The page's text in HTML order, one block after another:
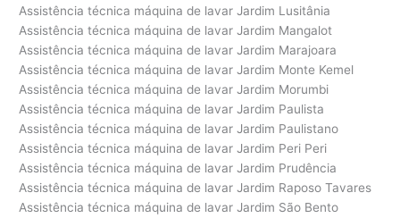
Assistência técnica máquina de lavar Jardim Lusitânia
Assistência técnica máquina de lavar Jardim Mangalot
Assistência técnica máquina de lavar Jardim Marajoara
Assistência técnica máquina de lavar Jardim Monte Kemel
Assistência técnica máquina de lavar Jardim Morumbi
Assistência técnica máquina de lavar Jardim Paulista
Assistência técnica máquina de lavar Jardim Paulistano
Assistência técnica máquina de lavar Jardim Peri Peri
Assistência técnica máquina de lavar Jardim Prudência
Assistência técnica máquina de lavar Jardim Raposo Tavares
Assistência técnica máquina de lavar Jardim São Bento